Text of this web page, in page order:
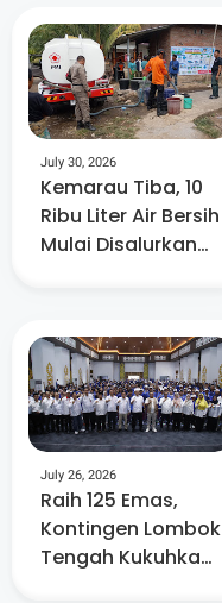
Kemarau Tiba, 10
Ribu Liter Air Bersih
Mulai Disalurkan
Terdampak
July 30, 2026
Raih 125 Emas,
Kontingen Lombok
Tengah Kukuhkan
July 26, 2026